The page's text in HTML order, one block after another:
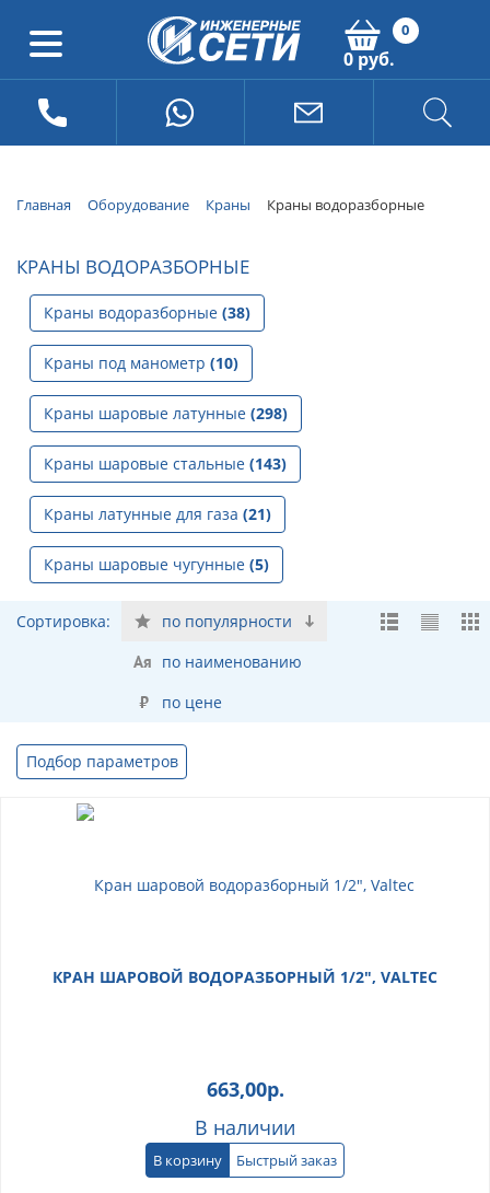
0
0 руб.
Главная Оборудование Краны Краны водоразборные
КРАНЫ ВОДОРАЗБОРНЫЕ
Краны водоразборные (38)
Краны под манометр (10)
Краны шаровые латунные (298)
Краны шаровые стальные (143)
Краны латунные для газа (21)
Краны шаровые чугунные (5)
Сортировка:
по популярности
по наименованию
по цене
Подбор параметров
КРАН ШАРОВОЙ ВОДОРАЗБОРНЫЙ 1/2", VALTEC
663,00р.
В наличии
В корзину Быстрый заказ